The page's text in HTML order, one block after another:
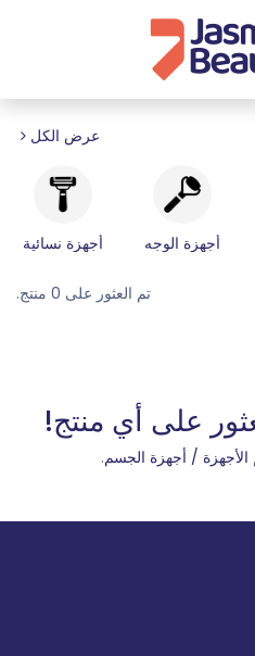
عرض الكل
أجهزة الوجه أجهزة نسائية
تم العثور على 0 منتج.
على أي منتج!
الأجهزة / أجهزة الجسم.